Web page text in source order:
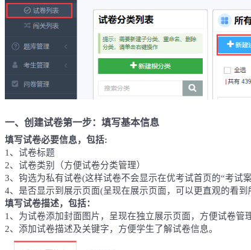
一、 创建试卷第一步： 填写基本信息
填写试卷必要信息，包括:
1、试卷标题
2、试卷类别（方便试卷分类管理）
3、钩选为私有试卷(这样试卷不会显示在优考试首页的“考试
4、是否显示到展示页面(呈现在展示页面，可以更直观的看
填写试卷描述，包括：
1、为试卷添加封面图片，呈现在独立展示页面，方便试卷管理
2、添加试卷描述及关键字，方便学生了解试卷信息。